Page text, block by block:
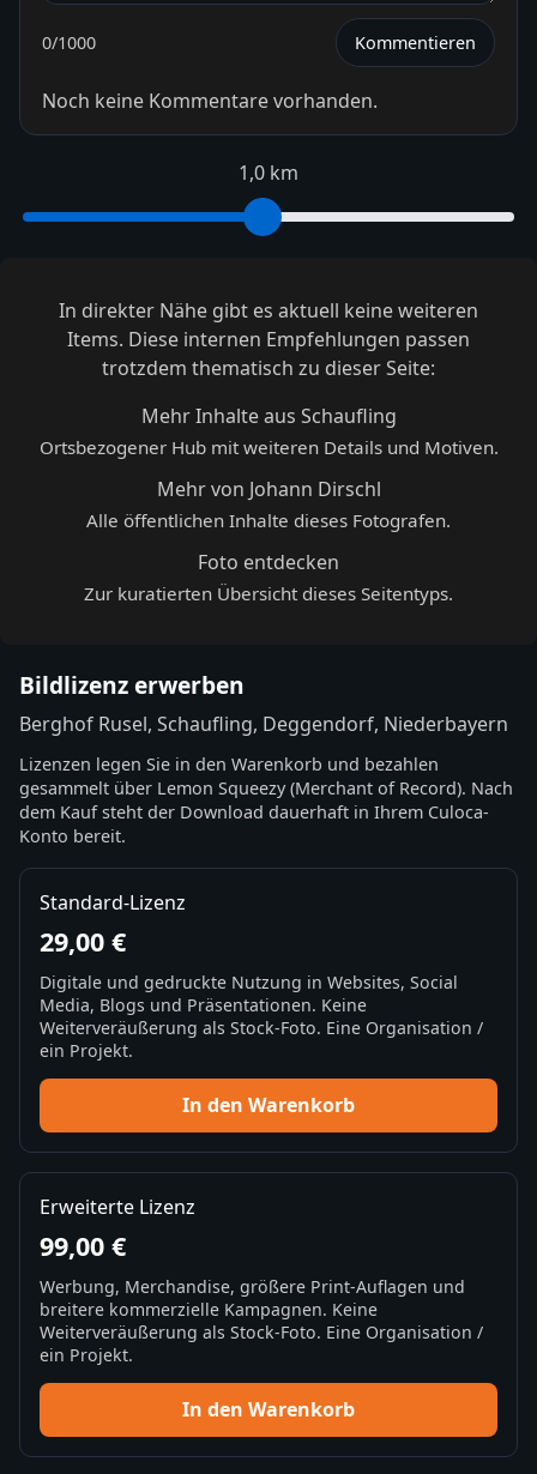
0/1000 Kommentieren
Noch keine Kommentare vorhanden.
1,0 km
In direkter Nähe gibt es aktuell keine weiteren
Items. Diese internen Empfehlungen passen
trotzdem thematisch zu dieser Seite:
Mehr Inhalte aus Schaufling
Ortsbezogener Hub mit weiteren Details und Motiven.
Mehr von Johann Dirschl
Alle öffentlichen Inhalte dieses Fotografen.
Foto entdecken
Zur kuratierten Übersicht dieses Seitentyps.
Bildlizenz erwerben
Berghof Rusel, Schaufling, Deggendorf, Niederbayern
Lizenzen legen Sie in den Warenkorb und bezahlen
gesammelt über Lemon Squeezy (Merchant of Record). Nach
dem Kauf steht der Download dauerhaft in Ihrem Culoca-
Konto bereit.
Standard-Lizenz
29,00 €
Digitale und gedruckte Nutzung in Websites, Social
Media, Blogs und Präsentationen. Keine
Weiterveräußerung als Stock-Foto. Eine Organisation /
ein Projekt.
In den Warenkorb
Erweiterte Lizenz
99,00 €
Werbung, Merchandise, größere Print-Auflagen und
breitere kommerzielle Kampagnen. Keine
Weiterveräußerung als Stock-Foto. Eine Organisation /
ein Projekt.
In den Warenkorb